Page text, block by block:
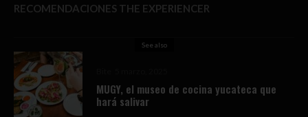
RECOMENDACIONES THE EXPERIENCER
See also
MUGY, el museo de cocina yucateca que
hará salivar